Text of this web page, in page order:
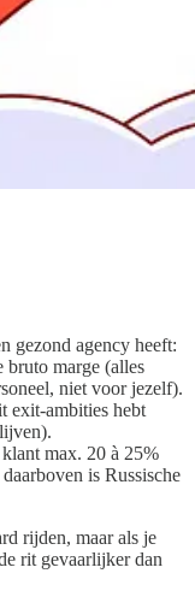
gezond agency heeft:
bruto marge (alles
niet voor jezelf).
exit-ambities hebt
max. 20 à 25%
is Russische
rijden, maar als je
rit gevaarlijker dan